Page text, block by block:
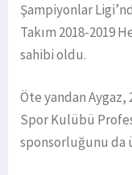
Şampiyonlar
Takım 2018-2019
sahibi oldu.
Öte yandan Aygaz,
Spor Kulübü
sponsorluğunu da